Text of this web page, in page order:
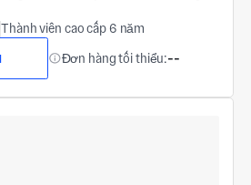
Thành viên cao cấp 6 năm
Đơn hàng tối thiểu:--